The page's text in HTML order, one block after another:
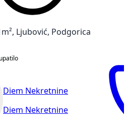
Ljubović, Podgorica
Diem Nekretnine
Diem Nekretnine